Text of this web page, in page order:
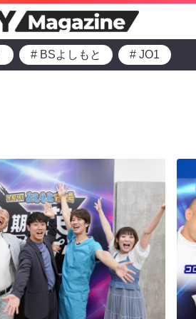
# BSよしもと # JO1